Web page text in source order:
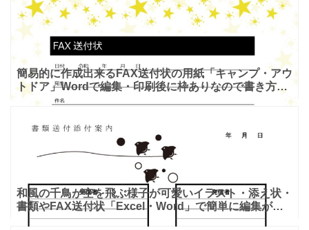
簡易的に作成出来るFAX送付状の用紙「キャンプ・アウ
トドア」Wordで編集・印刷後に枠ありなので書き方も
簡単 Wordで内容の入力が簡易的に作成出来るFAX送付
和風の千鳥が空を飛ぶ様子が可愛いイラスト・添え状・
書類やFAX送付状「Excel・Word」で簡単に編集が出
来るテンプレートとなります。ワードで簡単に編集出来